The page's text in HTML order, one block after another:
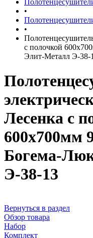
•
•
с полочкой
Элит-Металл Э-38-
Лесенка с
600х700мм
Богема-
Э-38-13
Вернуться в раздел
Обзор товара
Набор
Комплект